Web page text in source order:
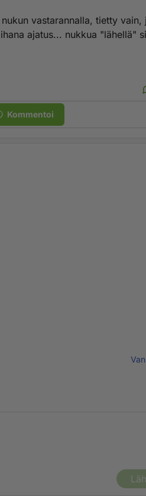
vastarannalla, tietty vain,
ajatus... nukkua "lähellä"
Kommentoi